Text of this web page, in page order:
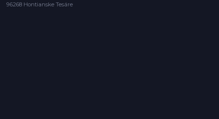
96268 Hontianske Tesáre